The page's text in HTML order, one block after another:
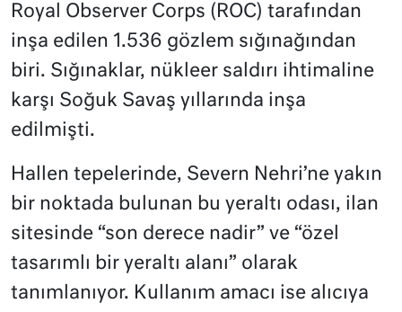
Royal Observer Corps (ROC) tarafından
inşa edilen 1.536 gözlem sığınağından
biri. Sığınaklar, nükleer saldırı ihtimaline
karşı Soğuk Savaş yıllarında inşa
edilmişti.
Hallen tepelerinde, Severn Nehri’ne yakın
bir noktada bulunan bu yeraltı odası, ilan
sitesinde “son derece nadir” ve “özel
tasarımlı bir yeraltı alanı” olarak
tanımlanıyor. Kullanım amacı ise alıcıya